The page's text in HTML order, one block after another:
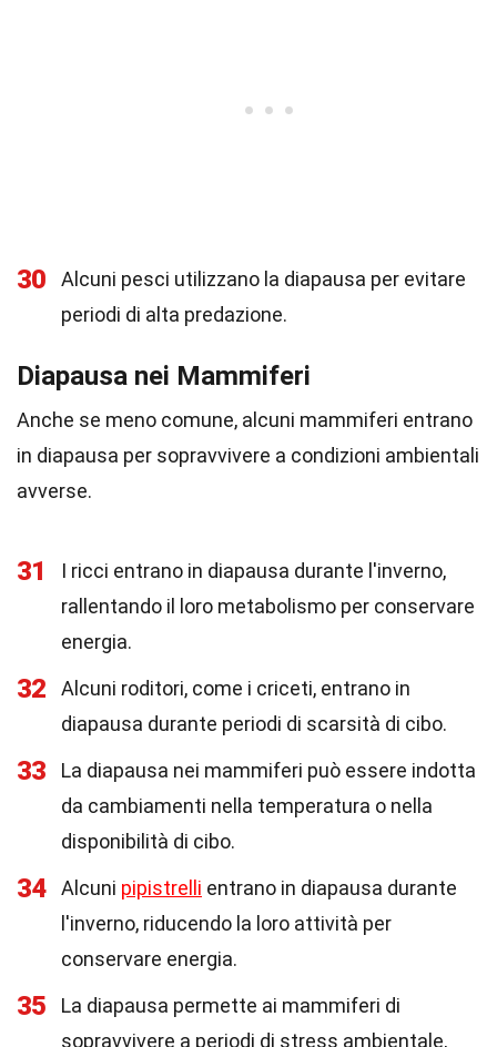
30
Alcuni pesci utilizzano la diapausa per evitare
periodi di alta predazione.
Diapausa nei Mammiferi
Anche se meno comune, alcuni mammiferi entrano
in diapausa per sopravvivere a condizioni ambientali
avverse.
31
I ricci entrano in diapausa durante l'inverno,
rallentando il loro metabolismo per conservare
energia.
32
Alcuni roditori, come i criceti, entrano in
diapausa durante periodi di scarsità di cibo.
33
La diapausa nei mammiferi può essere indotta
da cambiamenti nella temperatura o nella
disponibilità di cibo.
34 Alcuni pipistrelli entrano in diapausa durante
l'inverno, riducendo la loro attività per
conservare energia.
35
La diapausa permette ai mammiferi di
sopravvivere a periodi di stress ambientale,